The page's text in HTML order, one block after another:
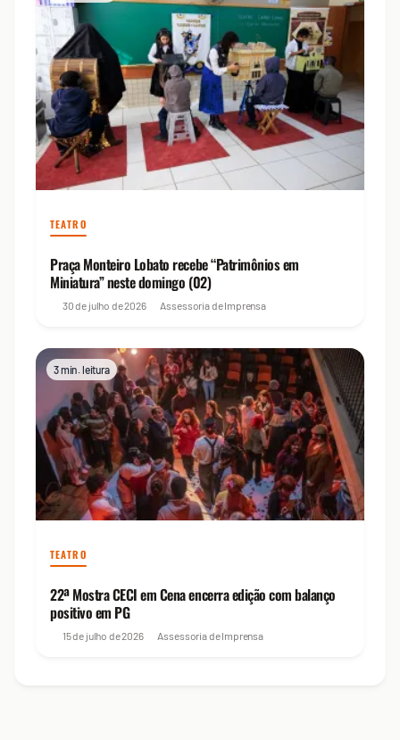
TEATRO
Praça Monteiro Lobato recebe “Patrimônios em
Miniatura” neste domingo (02)
30 de julho de 2026 Assessoria de Imprensa
3 min. leitura
TEATRO
22ª Mostra CECI em Cena encerra edição com balanço
positivo em PG
15 de julho de 2026 Assessoria de Imprensa